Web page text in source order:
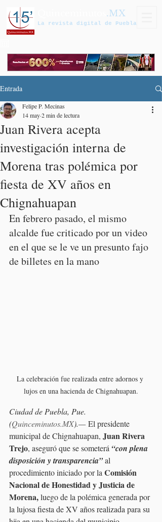
.MX
La revista digital de Puebla
Entrada
Juan Rivera acepta
investigación interna de
Morena tras polémica por
fiesta de XV años en
Chignahuapan
Felipe P. Mecinas
14 may2 min de lectura
En febrero pasado, el mismo
alcalde fue criticado por un video
en el que se le ve un presunto fajo
de billetes en la mano
La celebración fue realizada entre adornos y
lujos en una hacienda de Chignahuapan.
Ciudad de Puebla, Pue.
(Quinceminutos.MX).— El presidente
municipal de Chignahuapan, Juan Rivera
Trejo, aseguró que se someterá “con plena
disposición y transparencia” al
procedimiento iniciado por la Comisión
Nacional de Honestidad y Justicia de
Morena, luego de la polémica generada por
la lujosa fiesta de XV años realizada para su